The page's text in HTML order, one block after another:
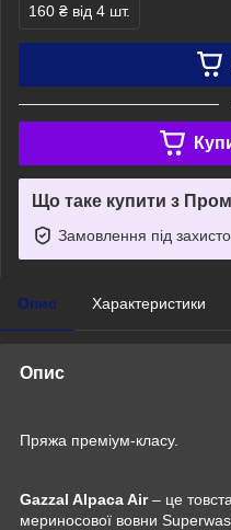
160 ₴ від 4 шт.
Що таке купити з
Замовлення під
Опис Характеристики
Опис
Пряжа преміум-класу.
Gazzal Alpaca Air– це
мериносової вовни